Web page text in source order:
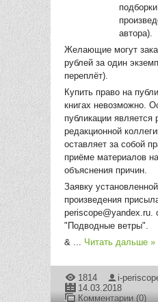
автора).
Желающие могут
рублей за один
переплёт).
Купить право на
книгах невозможно.
публикации является
редакционной
оставляет за собой
приёме материалов
объяснения причин.
Заявку
произведения
periscope@yandex.ru.
"Подводные ветры".
& ... Читать дальше »
1814
i-
14.03.2018
Комментарии (0)